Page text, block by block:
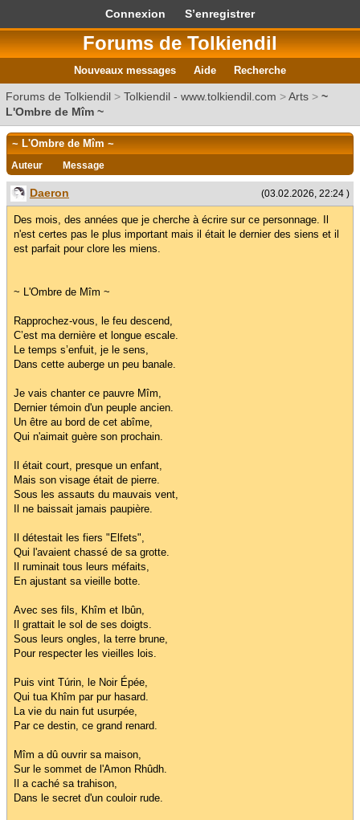
Connexion S’enregistrer
Forums de Tolkiendil
Nouveaux messages Aide Recherche
Forums de Tolkiendil > Tolkiendil - www.tolkiendil.com >Arts > ~
L'Ombre de Mîm ~
~ L'Ombre de Mîm ~
Auteur Message
(03.02.2026, 22:24 )
Daeron
Des mois, des années que je cherche à écrire sur ce personnage. Il
n'est certes pas le plus important mais il était le dernier des siens et il
est parfait pour clore les miens.
~ L'Ombre de Mîm ~
Rapprochez-vous, le feu descend,
C’est ma dernière et longue escale.
Le temps s’enfuit, je le sens,
Dans cette auberge un peu banale.
Je vais chanter ce pauvre Mîm,
Dernier témoin d'un peuple ancien.
Un être au bord de cet abîme,
Qui n'aimait guère son prochain.
Il était court, presque un enfant,
Mais son visage était de pierre.
Sous les assauts du mauvais vent,
Il ne baissait jamais paupière.
Il détestait les fiers "Elfets",
Qui l'avaient chassé de sa grotte.
Il ruminait tous leurs méfaits,
En ajustant sa vieille botte.
Avec ses fils, Khîm et Ibûn,
Il grattait le sol de ses doigts.
Sous leurs ongles, la terre brune,
Pour respecter les vieilles lois.
Puis vint Túrin, le Noir Épée,
Qui tua Khîm par pur hasard.
La vie du nain fut usurpée,
Par ce destin, ce grand renard.
Mîm a dû ouvrir sa maison,
Sur le sommet de l'Amon Rhûdh.
Il a caché sa trahison,
Dans le secret d'un couloir rude.